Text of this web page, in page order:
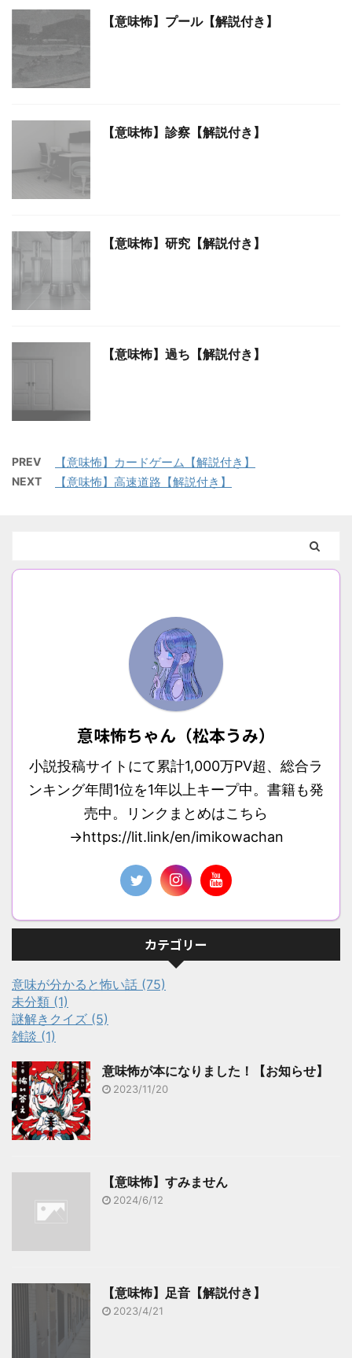
【意味怖】プール【解説付き】
【意味怖】診察【解説付き】
【意味怖】研究【解説付き】
【意味怖】過ち【解説付き】
PREV 【意味怖】カードゲーム【解説付き】
NEXT 【意味怖】高速道路【解説付き】
意味怖ちゃん（松本うみ）
小説投稿サイトにて累計1,000万PV超、総合ラ
ンキング年間1位を1年以上キープ中。書籍も発
売中。リンクまとめはこちら
→https://lit.link/en/imikowachan
カテゴリー
意味が分かると怖い話 (75)
未分類 (1)
謎解きクイズ (5)
雑談 (1)
意味怖が本になりました！【お知らせ】
2023/11/20
【意味怖】すみません
2024/6/12
【意味怖】足音【解説付き】
2023/4/21